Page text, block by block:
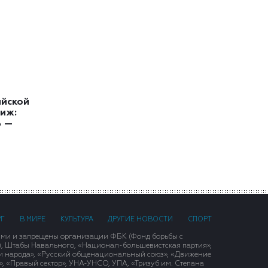
—
В МИРЕ КУЛЬТУРА ДРУГИЕ НОВОСТИ СПОРТ
и запрещены организации ФБК (Фонд борьбы с
Штабы Навального, «Национал-большевистская партия»,
народа», «Русский общенациональный союз», «Движение
«Правый сектор», УНА-УНСО, УПА, «Тризуб им. Степана